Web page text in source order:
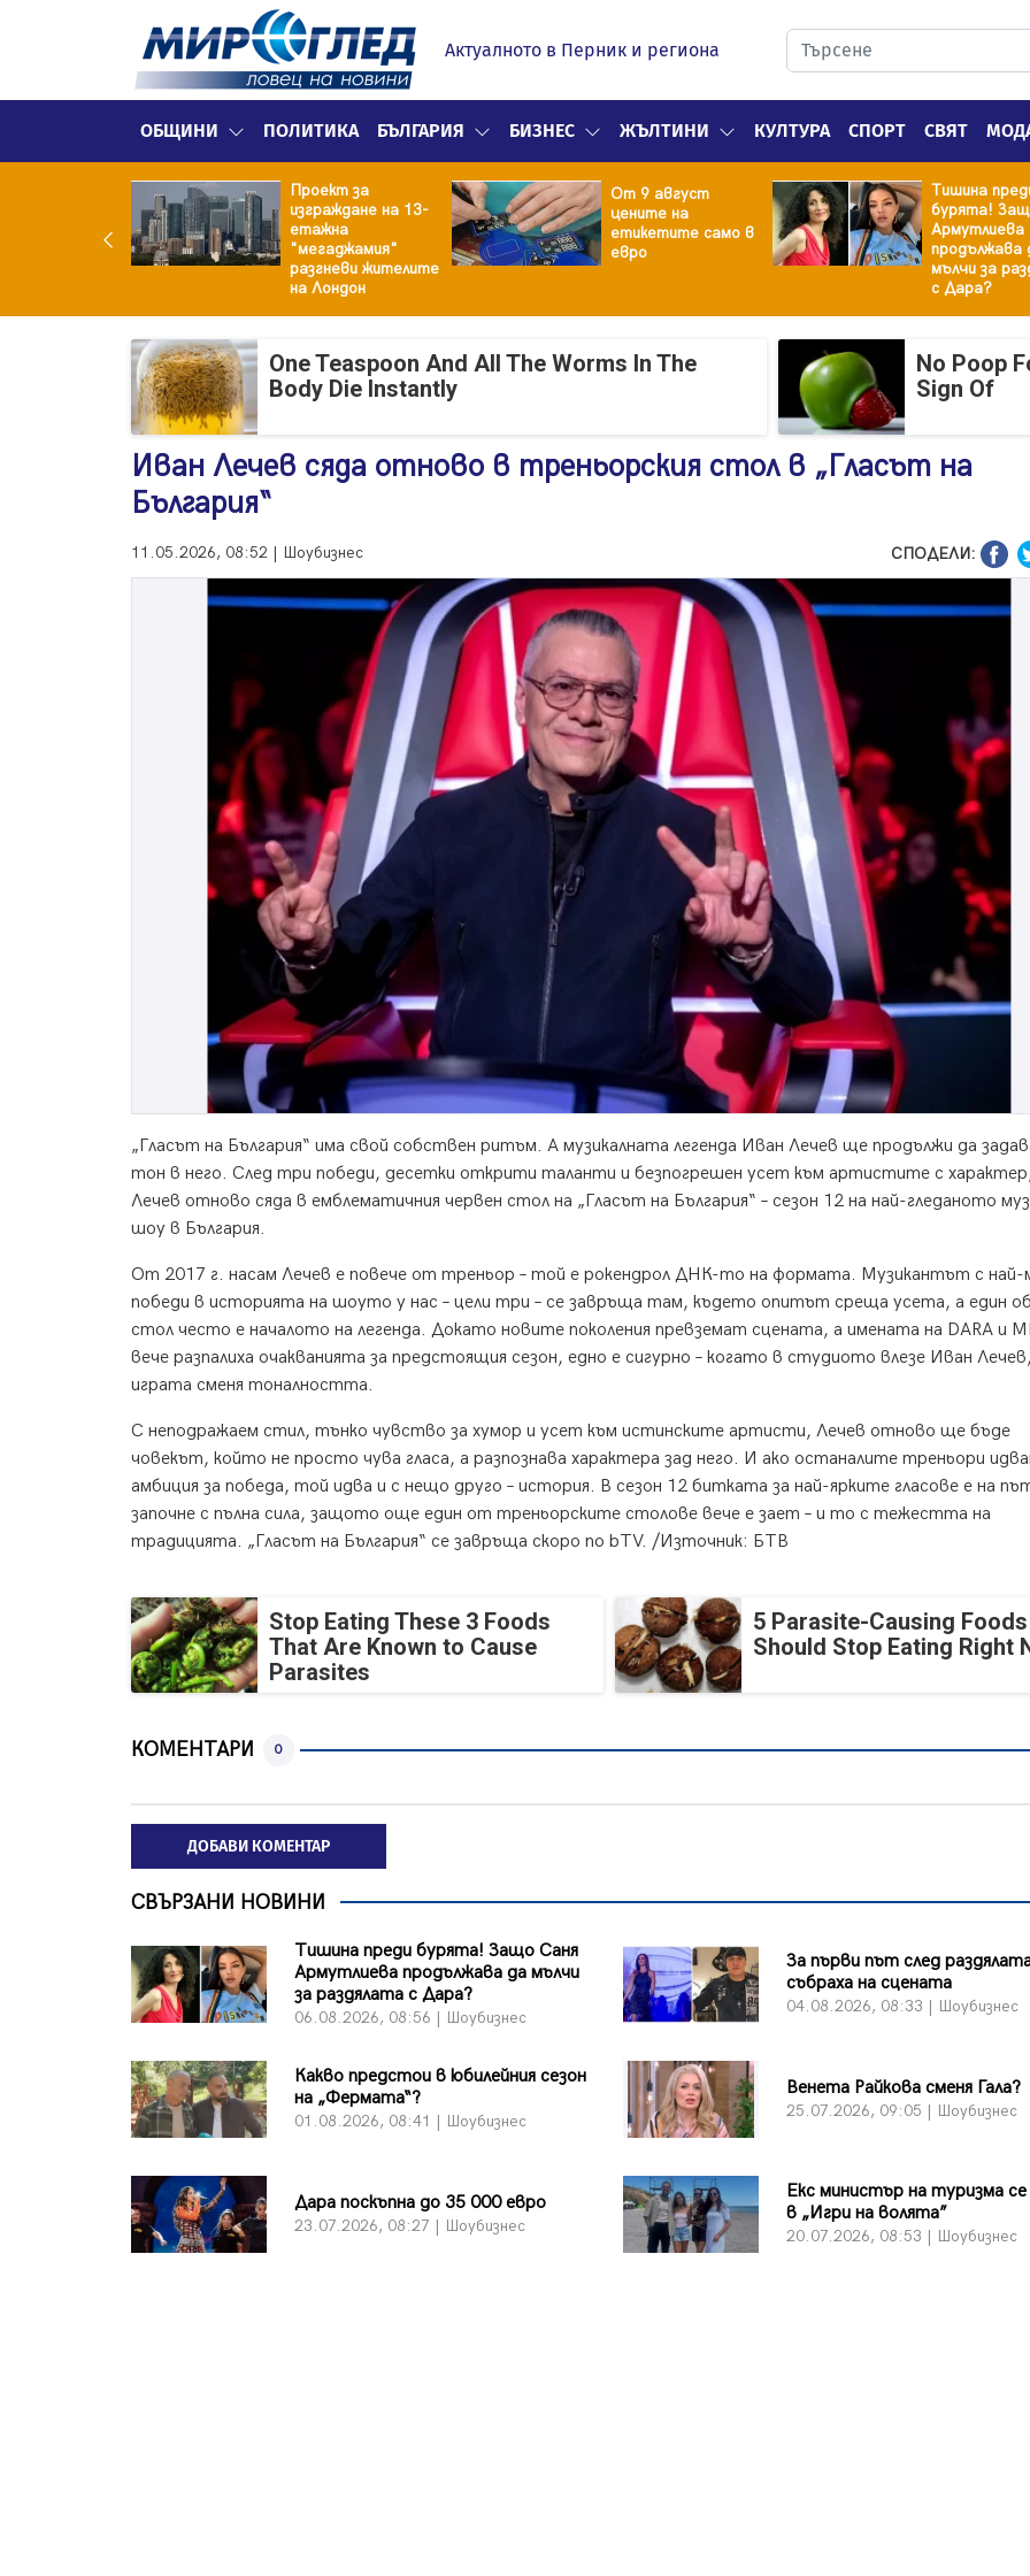
Актуалното в Перник и региона
ОБЩИНИ ПОЛИТИКА БЪЛГАРИЯ БИЗНЕС ЖЪЛТИНИ КУЛТУРА СПОРТ СВЯТ
в хотел
Проект за
изграждане на 13-
етажна
"мегаджамия"
разгневи жителите
на Лондон
От 9 август
цените на
етикетите само в
евро
Тишина
бурята!
Армутлиева
продължава
мълчи за
с Дара?
One Teaspoon And All The Worms In The
Body Die Instantly
No Poop
Sign Of
Иван Лечев сяда отново в треньорския стол в „Гласът на
България“
11.05.2026, 08:52 | Шоубизнес СПОДЕЛИ:
„Гласът на България“ има свой собствен ритъм. А музикалната легенда Иван Лечев ще продължи да
тон в него. След три победи, десетки открити таланти и безпогрешен усет към артистите с
Лечев отново сяда в емблематичния червен стол на „Гласът на България“ – сезон 12 на най-гледаното
шоу в България.
От 2017 г. насам Лечев е повече от треньор – той е рокендрол ДНК-то на формата. Музикантът с най-
победи в историята на шоуто у нас – цели три – се завръща там, където опитът среща усета, а един
стол често е началото на легенда. Докато новите поколения превземат сцената, а имената на DARA и
вече разпалиха очакванията за предстоящия сезон, едно е сигурно – когато в студиото влезе Иван Лечев,
играта сменя тоналността.
С неподражаем стил, тънко чувство за хумор и усет към истинските артисти, Лечев отново ще бъде
човекът, който не просто чува гласа, а разпознава характера зад него. И ако останалите треньори
амбиция за победа, той идва и с нещо друго – история. В сезон 12 битката за най-ярките гласове е на
започне с пълна сила, защото още един от треньорските столове вече е зает – и то с тежестта на
традицията. „Гласът на България“ се завръща скоро по bTV. /Източник: БТВ
Stop Eating These 3 Foods
That Are Known to Cause
Parasites
5 Parasite-Causing
Should Stop Eating Right
КОМЕНТАРИ 0
ДОБАВИ КОМЕНТАР
СВЪРЗАНИ НОВИНИ
Тишина преди бурята! Защо Саня
Армутлиева продължава да мълчи
за раздялата с Дара?
06.08.2026, 08:56 | Шоубизнес
За първи път след
събраха на сцената
04.08.2026, 08:33 | Шоубизнес
Какво предстои в юбилейния сезон
на „Фермата“?
01.08.2026, 08:41 | Шоубизнес
Венета Райкова сменя Гала?
25.07.2026, 09:05 | Шоубизнес
Дара поскъпна до 35 000 евро
23.07.2026, 08:27 | Шоубизнес
Екс министър на туризма се
в „Игри на волята”
20.07.2026, 08:53 | Шоубизнес